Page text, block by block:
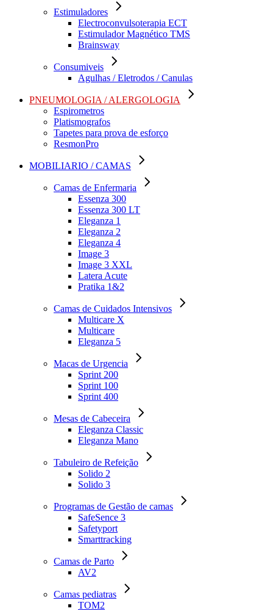
Estimuladores
Electroconvulsoterapia ECT
Estimulador Magnético TMS
Brainsway
Consumiveis
Agulhas / Eletrodos / Canulas
PNEUMOLOGIA / ALERGOLOGIA
Espirometros
Platismografos
Tapetes para prova de esforço
ResmonPro
MOBILIARIO / CAMAS
Camas de Enfermaria
Essenza 300
Essenza 300 LT
Eleganza 1
Eleganza 2
Eleganza 4
Image 3
Image 3 XXL
Latera Acute
Pratika 1&2
Camas de Cuidados Intensivos
Multicare X
Multicare
Eleganza 5
Macas de Urgencia
Sprint 200
Sprint 100
Sprint 400
Mesas de Cabeceira
Eleganza Classic
Eleganza Mano
Tabuleiro de Refeição
Solido 2
Solido 3
Programas de Gestão de camas
SafeSence 3
Safetyport
Smarttracking
Camas de Parto
AV2
Camas pediatras
TOM2